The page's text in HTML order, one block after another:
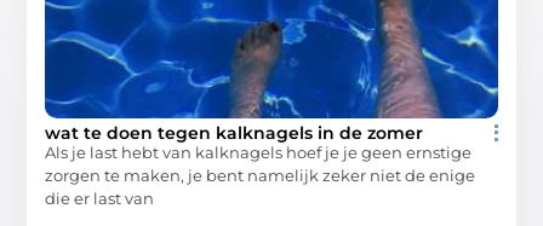
wat te doen tegen kalknagels in de zomer
Als je last hebt van kalknagels hoef je je geen ernstige
zorgen te maken, je bent namelijk zeker niet de enige
die er last van